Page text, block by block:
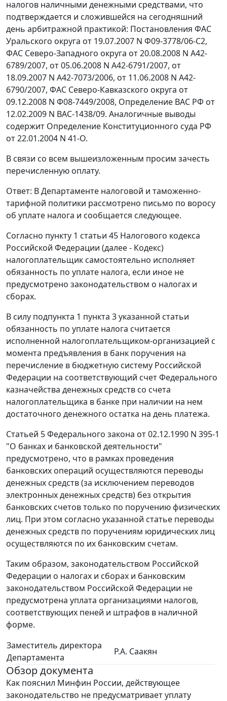
налогов наличными денежными средствами, что
подтверждается и сложившейся на сегодняшний
день арбитражной практикой: Постановления ФАС
Уральского округа от 19.07.2007 N Ф09-3778/06-С2,
ФАС Северо-Западного округа от 20.08.2008 N А42-
6789/2007, от 05.06.2008 N А42-6791/2007, от
18.09.2007 N А42-7073/2006, от 11.06.2008 N А42-
6790/2007, ФАС Северо-Кавказского округа от
09.12.2008 N Ф08-7449/2008, Определение ВАС РФ от
12.02.2009 N ВАС-1438/09. Аналогичные выводы
содержит Определение Конституционного суда РФ
от 22.01.2004 N 41-О.
В связи со всем вышеизложенным просим зачесть
перечисленную оплату.
Ответ: В Департаменте налоговой и таможенно-
тарифной политики рассмотрено письмо по воросу
об уплате налога и сообщается следующее.
Согласно пункту 1 статьи 45 Налогового кодекса
Российской Федерации (далее - Кодекс)
налогоплательщик самостоятельно исполняет
обязанность по уплате налога, если иное не
предусмотрено законодательством о налогах и
сборах.
В силу подпункта 1 пункта 3 указанной статьи
обязанность по уплате налога считается
исполненной налогоплательщиком-организацией с
момента предъявления в банк поручения на
перечисление в бюджетную систему Российской
Федерации на соответствующий счет Федерального
казначейства денежных средств со счета
налогоплательщика в банке при наличии на нем
достаточного денежного остатка на день платежа.
Статьей 5 Федерального закона от 02.12.1990 N 395-1
"О банках и банковской деятельности"
предусмотрено, что в рамках проведения
банковских операций осуществляются переводы
денежных средств (за исключением переводов
электронных денежных средств) без открытия
банковских счетов только по поручению физических
лиц. При этом согласно указанной статье переводы
денежных средств по поручениям юридических лиц
осуществляются по их банковским счетам.
Таким образом, законодательством Российской
Федерации о налогах и сборах и банковским
законодательством Российской Федерации не
предусмотрена уплата организациями налогов,
соответствующих пеней и штрафов в наличной
форме.
Заместитель директора
Департамента
Р.А. Саакян
Обзор документа
Как пояснил Минфин России, действующее
законодательство не предусматривает уплату